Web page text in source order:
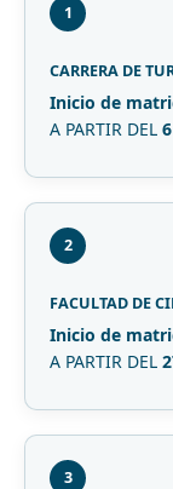
1
CARRERA DE
Inicio de
A PARTIR DEL
2
FACULTAD DE
Inicio de
A PARTIR DEL
3